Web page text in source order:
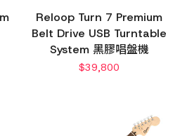
Reloop Turn 7 Premium
Belt Drive USB Turntable
System 黑膠唱盤機
$39,800